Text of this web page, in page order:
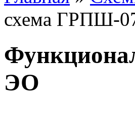
схема ГРПШ-
ЭО